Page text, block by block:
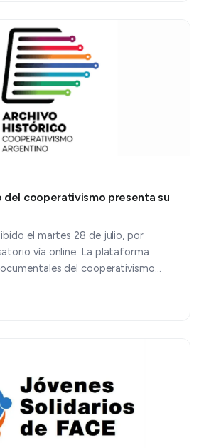
del cooperativismo presenta su
el martes 28 de julio, por
vía online. La plataforma
del cooperativismo